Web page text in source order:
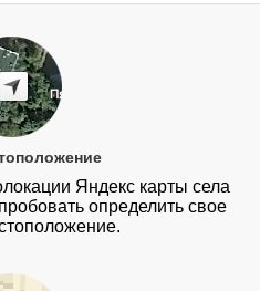
Яндекс карты села
определить свое